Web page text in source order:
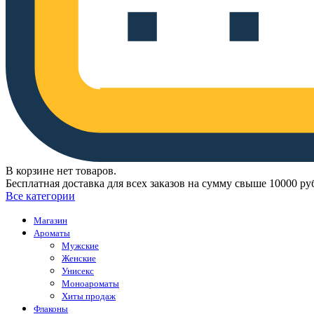
В корзине нет товаров.
Бесплатная доставка для всех заказов на сумму свыше 10000
Все категории
Магазин
Ароматы
Мужские
Женские
Унисекс
Моноароматы
Хиты продаж
Флаконы